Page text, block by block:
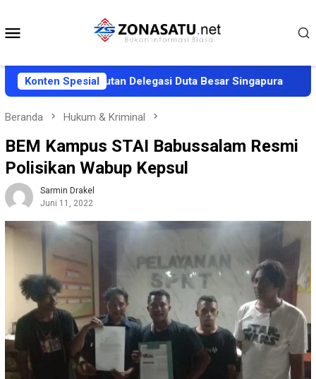
konten
Konten Spesial
Penyambutan Delegasi Duta Besar Singapura
Beranda Hukum & Kriminal
BEM Kampus STAI Babussalam Resmi
Polisikan Wabup Kepsul
Sarmin Drakel
Juni 11, 2022